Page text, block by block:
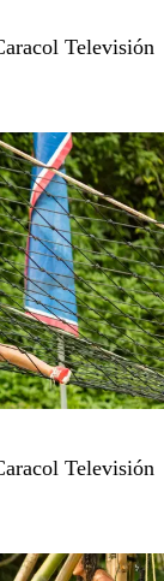
Televisión
Televisión